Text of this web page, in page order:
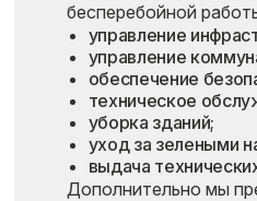
бесперебойной
управление
управление
обеспечение
техническое
уборка зданий;
уход за зелеными
выдача
Дополнительно мы